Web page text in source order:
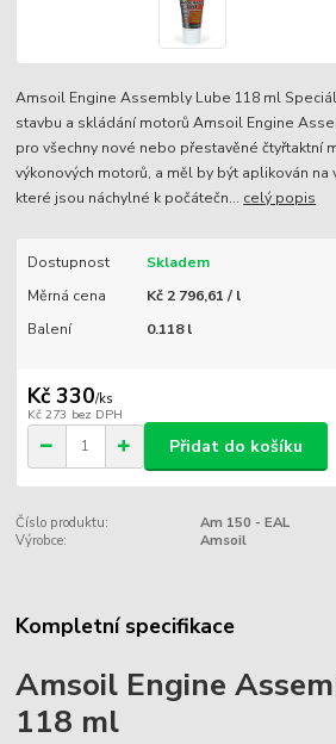
Amsoil Engine Assembly Lube 118 ml
stavbu a skládání motorů Amsoil Engine
pro všechny nové nebo přestavěné čtyřtaktní
výkonových motorů, a měl by být aplikován na
které jsou náchylné k počátečn... celý popis
Dostupnost
Skladem
Měrná cena
Kč 2 796,61 / l
Balení
0.118 l
Kč 330/ks
Kč 273 bez DPH
Přidat do košíku
Číslo produktu:
Am 150 - EAL
Výrobce:
Amsoil
Kompletní specifikace
Amsoil Engine
118 ml